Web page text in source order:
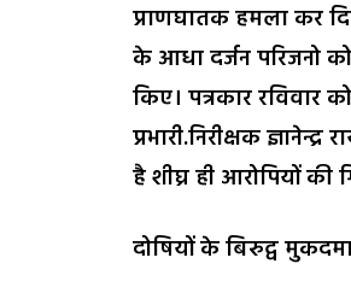
प्राणघातक हमला कर
के आधा दर्जन परिजनो को
किए। पत्रकार रविवार
प्रभारी.निरीक्षक
है शीघ्र ही आरोपियों की
दोषियों के बिरुद्व